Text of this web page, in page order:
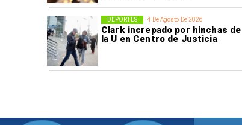
4 De Agosto De 2026
Clark increpado por hinchas de
la U en Centro de Justicia
DEPORTES